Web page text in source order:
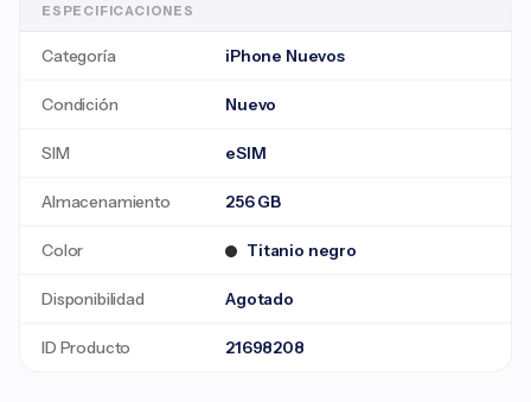
ESPECIFICACIONES
Categoría iPhone Nuevos
Condición Nuevo
SIM eSIM
Almacenamiento 256 GB
Color Titanio negro
Disponibilidad Agotado
ID Producto 21698208